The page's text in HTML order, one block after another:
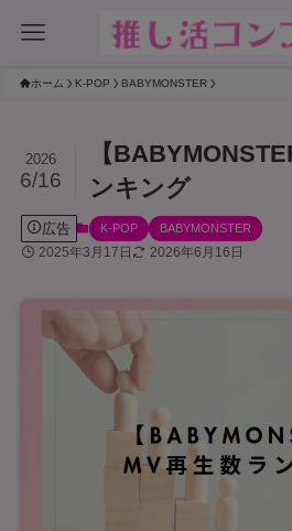
ホーム K-POP BABYMONSTER
【
ンキング
2026
6/16
広告 K-POP BABYMONSTER
2025年3月17日 2026年6月16日